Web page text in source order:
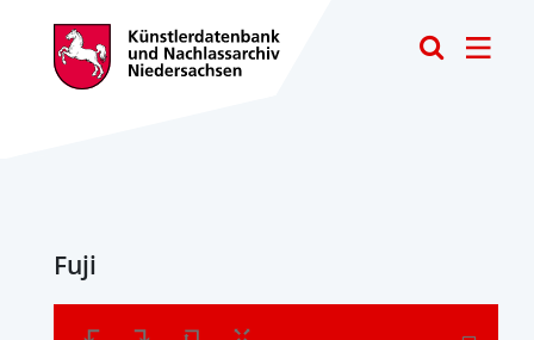
Fuji